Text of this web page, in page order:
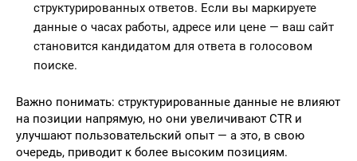
структурированных ответов. Если вы маркируете
данные о часах работы, адресе или цене — ваш сайт
становится кандидатом для ответа в голосовом
поиске.
Важно понимать: структурированные данные не влияют
на позиции напрямую, но они увеличивают CTR и
улучшают пользовательский опыт — а это, в свою
очередь, приводит к более высоким позициям.